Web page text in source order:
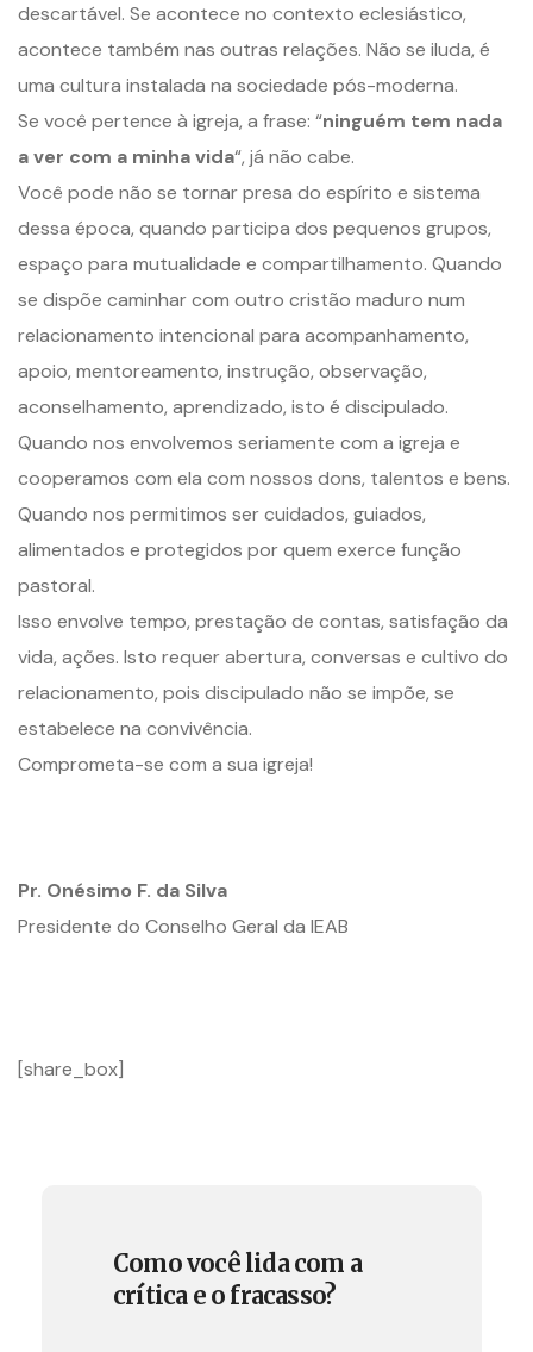
descartável. Se acontece no contexto eclesiástico,
acontece também nas outras relações. Não se iluda, é
uma cultura instalada na sociedade pós-moderna.
Se você pertence à igreja, a frase: “ninguém tem nada
a ver com a minha vida“, já não cabe.
Você pode não se tornar presa do espírito e sistema
dessa época, quando participa dos pequenos grupos,
espaço para mutualidade e compartilhamento. Quando
se dispõe caminhar com outro cristão maduro num
relacionamento intencional para acompanhamento,
apoio, mentoreamento, instrução, observação,
aconselhamento, aprendizado, isto é discipulado.
Quando nos envolvemos seriamente com a igreja e
cooperamos com ela com nossos dons, talentos e bens.
Quando nos permitimos ser cuidados, guiados,
alimentados e protegidos por quem exerce função
pastoral.
Isso envolve tempo, prestação de contas, satisfação da
vida, ações. Isto requer abertura, conversas e cultivo do
relacionamento, pois discipulado não se impõe, se
estabelece na convivência.
Comprometa-se com a sua igreja!
Pr. Onésimo F. da Silva
Presidente do Conselho Geral da IEAB
[share_box]
Como você lida com a
crítica e o fracasso?